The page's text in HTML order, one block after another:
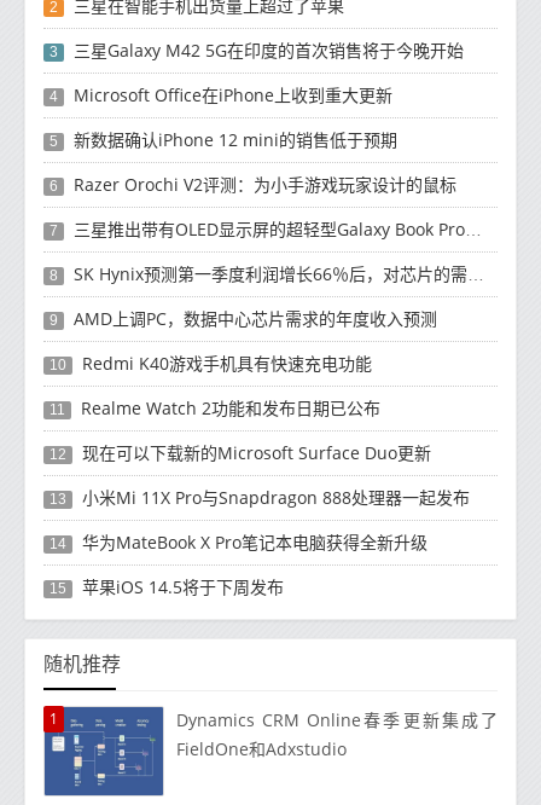
2 三星在智能手机出货量上超过了苹果
3 三星Galaxy M42 5G在印度的首次销售将于今晚开始
4 Microsoft Office在iPhone上收到重大更新
5 新数据确认iPhone 12 mini的销售低于预期
6 Razer Orochi V2评测：为小手游戏玩家设计的鼠标
7 三星推出带有OLED显示屏的超轻型Galaxy Book Pro和Galaxy Book Pro 360笔记本电脑
8 SK Hynix预测第一季度利润增长66％后，对芯片的需求将增强
9 AMD上调PC，数据中心芯片需求的年度收入预测
10 Redmi K40游戏手机具有快速充电功能
11 Realme Watch 2功能和发布日期已公布
12 现在可以下载新的Microsoft Surface Duo更新
13 小米Mi 11X Pro与Snapdragon 888处理器一起发布
14 华为MateBook X Pro笔记本电脑获得全新升级
15 苹果iOS 14.5将于下周发布
随机推荐
1
Dynamics CRM Online春季更新集成了
FieldOne和Adxstudio